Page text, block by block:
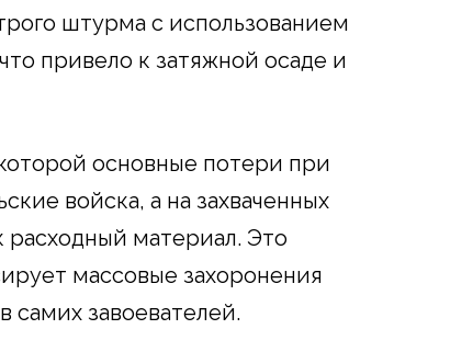
штурма с использованием
привело к затяжной осаде и
основные потери при
войска, а на захваченных
расходный материал. Это
массовые захоронения
самих завоевателей.